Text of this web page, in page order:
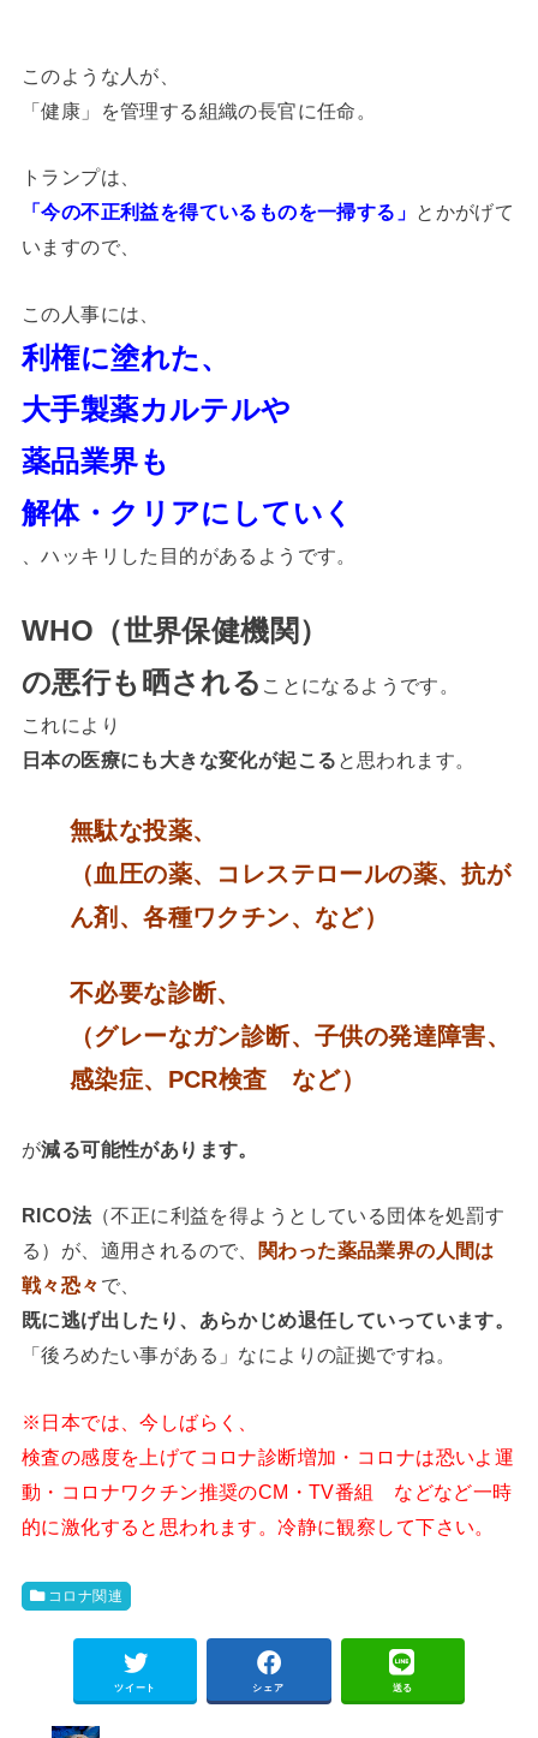
このような人が、
「健康」を管理する組織の長官に任命。
トランプは、
「今の不正利益を得ているものを一掃する」 とかがげて
いますので、
この人事には、
利権に塗れた、
大手製薬カルテルや
薬品業界も
解体・クリアにしていく
、ハッキリした目的があるようです。
WHO（世界保健機関）
の悪行も晒される ことになるようです。
これにより
日本の医療にも大きな変化が起こる と思われます。
無駄な投薬、
（血圧の薬、コレステロールの薬、抗が
ん剤、各種ワクチン、など）
不必要な診断、
（グレーなガン診断、子供の発達障害、
感染症、PCR検査 など）
が減る可能性があります。
RICO法（不正に利益を得ようとしている団体を処罰す
る）が、適用されるので、
関わった薬品業界の人間は
戦々恐々 で、
既に逃げ出したり、あらかじめ退任していっています。
「後ろめたい事がある」なによりの証拠ですね。
※日本では、今しばらく、
検査の感度を上げてコロナ診断増加・コロナは恐いよ運
動・コロナワクチン推奨のCM・TV番組 などなど一時
的に激化すると思われます。冷静に観察して下さい。
コロナ関連
ツイート シェア 送る